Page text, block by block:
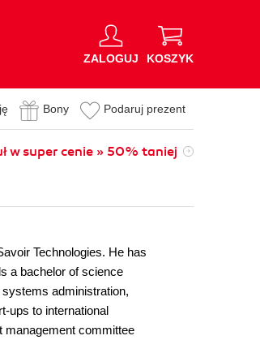
ZALOGUJ KOSZYK
Bony Podaruj prezent
w super cenie » 50% taniej
Technologies. He has
a bachelor of science
administration,
ups to international
management committee